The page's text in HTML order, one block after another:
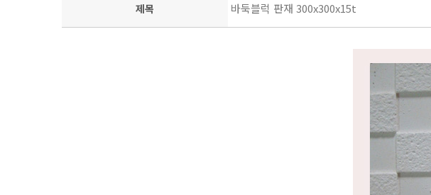
제목 바둑블럭 판재 300x300x15t